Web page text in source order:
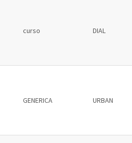
curso DIAL
GENERICA URBAN